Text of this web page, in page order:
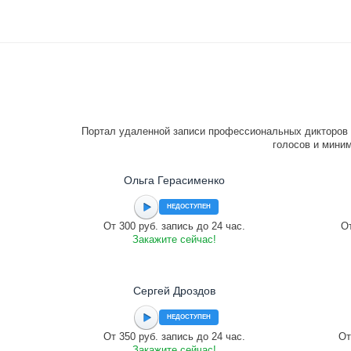
Портал удаленной записи профессиональных
голосов и
Ольга Герасименко
НЕДОСТУПЕН
От 300 руб. запись до 24 час.
Закажите сейчас!
Сергей Дроздов
НЕДОСТУПЕН
От 350 руб. запись до 24 час.